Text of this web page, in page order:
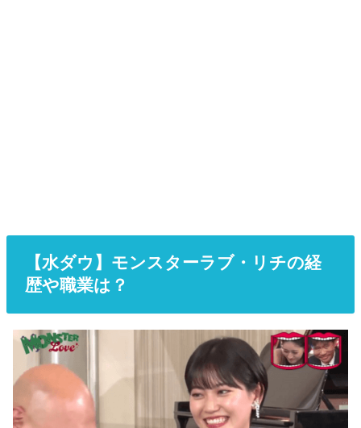
【水ダウ】モンスターラブ・リチの経
歴や職業は？